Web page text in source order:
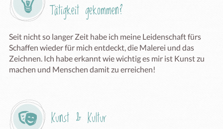
Tätigkeit gekommen?
Seit nicht so langer Zeit habe ich meine Leidenschaft fürs
Schaffen wieder für mich entdeckt, die Malerei und das
Zeichnen. Ich habe erkannt wie wichtig es mir ist Kunst zu
machen und Menschen damit zu erreichen!
Kunst & Kultur